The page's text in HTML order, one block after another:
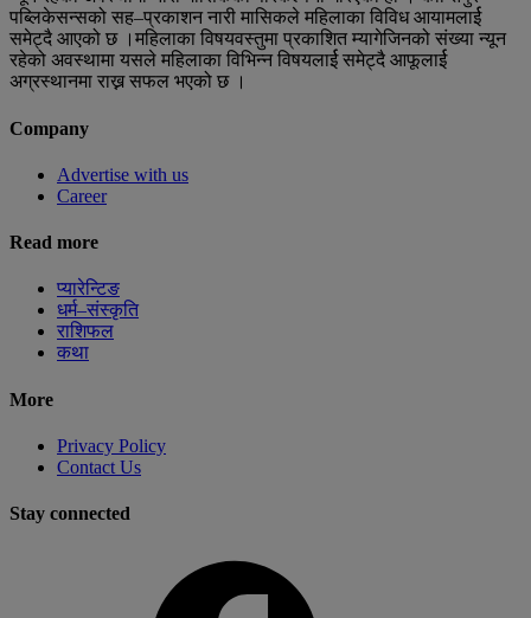
पब्लिकेसन्सको सह–प्रकाशन नारी मासिकले महिलाका विविध आयामलार्ई
समेट्दै आएको छ ।महिलाका विषयवस्तुमा प्रकाशित म्यागेजिनको संख्या न्यून
रहेको अवस्थामा यसले महिलाका विभिन्न विषयलार्ई समेट्दै आफूलार्ई
अग्रस्थानमा राख्न सफल भएको छ ।
Company
Advertise with us
Career
Read more
प्यारेन्टिङ
धर्म–संस्कृति
राशिफल
कथा
More
Privacy Policy
Contact Us
Stay connected